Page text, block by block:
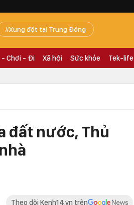
Xung đột tại Trung Đông
- Chơi - Đi Xã hội Sức khỏe Tek-life
đất nước, Thủ
Theo dõi Kenh14.vn trên